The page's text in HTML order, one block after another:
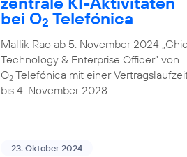
bei O2 Telefónica
Mallik Rao ab 5. November 2024
Technology & Enterprise Officer” von
O2Telefónica mit einer
bis 4. November 2028
23. Oktober 2024